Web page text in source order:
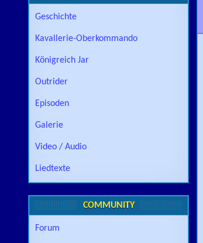
Geschichte
Kavallerie-Oberkommando
Königreich Jar
Outrider
Episoden
Galerie
Video / Audio
Liedtexte
COMMUNITY
Forum